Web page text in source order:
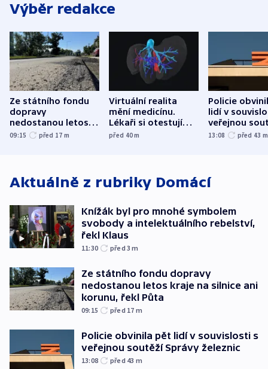
Výběr redakce
Ze státního fondu
dopravy
nedostanou letos
kraje na silnice ani
09:15 před 17 m
Virtuální realita
mění medicínu.
Lékaři si otestují
každý řez, říká
před 40m
Policie
lidí v
veřejnou
Správy
13:08 před 43 m
Aktuálně z rubriky Domácí
Knížák byl pro mnohé symbolem
svobody a intelektuálního rebelství,
řekl Klaus
11:30 před 3m
Ze státního fondu dopravy
nedostanou letos kraje na silnice ani
korunu, řekl Půta
09:15 před 17 m
Policie obvinila pět lidí v souvislosti s
veřejnou soutěží Správy železnic
13:08 před 43 m